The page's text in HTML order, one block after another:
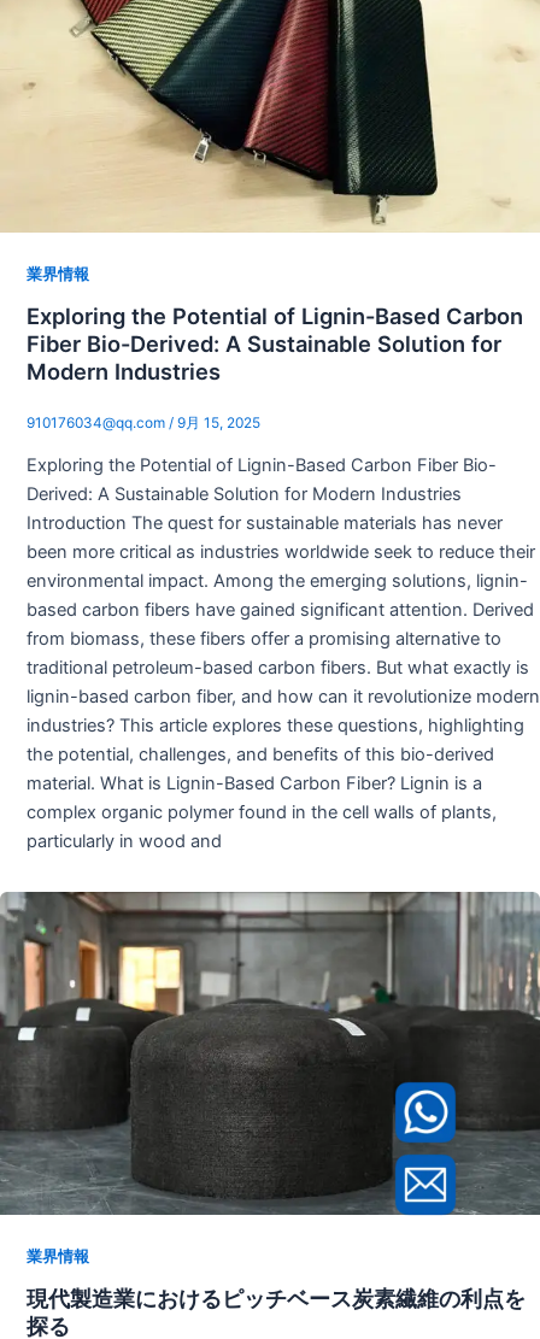
業界情報
Exploring the Potential of Lignin-Based Carbon
Fiber Bio-Derived: A Sustainable Solution for
Modern Industries
910176034@qq.com / 9月 15, 2025
Exploring the Potential of Lignin-Based Carbon Fiber Bio-
Derived: A Sustainable Solution for Modern Industries
Introduction The quest for sustainable materials has never
been more critical as industries worldwide seek to reduce their
environmental impact. Among the emerging solutions, lignin-
based carbon fibers have gained significant attention. Derived
from biomass, these fibers offer a promising alternative to
traditional petroleum-based carbon fibers. But what exactly is
lignin-based carbon fiber, and how can it revolutionize modern
industries? This article explores these questions, highlighting
the potential, challenges, and benefits of this bio-derived
material. What is Lignin-Based Carbon Fiber? Lignin is a
complex organic polymer found in the cell walls of plants,
particularly in wood and
業界情報
現代製造業におけるピッチベース炭素繊維の利点を
探る